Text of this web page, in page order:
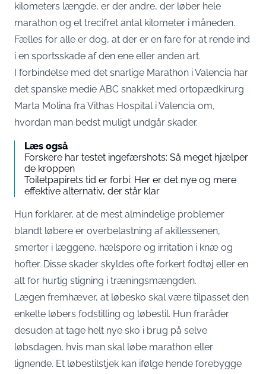
kilometers længde, er der andre, der løber hele
marathon og et trecifret antal kilometer i måneden.
Fælles for alle er dog, at der er en fare for at rende ind
i en sportsskade af den ene eller anden art.
I forbindelse med det snarlige Marathon i Valencia har
det spanske medie ABC snakket med ortopædkirurg
Marta Molina fra Vithas Hospital i Valencia om,
hvordan man bedst muligt undgår skader.
Læs også
Forskere har testet ingefærshots: Så meget hjælper
de kroppen
Toiletpapirets tid er forbi: Her er det nye og mere
effektive alternativ, der står klar
Hun forklarer, at de mest almindelige problemer
blandt løbere er overbelastning af akillessenen,
smerter i læggene, hælspore og irritation i knæ og
hofter. Disse skader skyldes ofte forkert fodtøj eller en
alt for hurtig stigning i træningsmængden.
Lægen fremhæver, at løbesko skal være tilpasset den
enkelte løbers fodstilling og løbestil. Hun fraråder
desuden at tage helt nye sko i brug på selve
løbsdagen, hvis man skal løbe marathon eller
lignende. Et løbestilstjek kan ifølge hende forebygge